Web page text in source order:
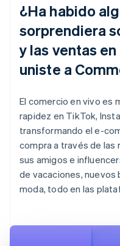
¿Ha habido
sorprendiera
y las ventas
uniste a
El comercio en vivo es
rapidez en TikTok,
transformando el e-
compra a través de las
sus amigos e
de vacaciones, nuevos
moda, todo en las